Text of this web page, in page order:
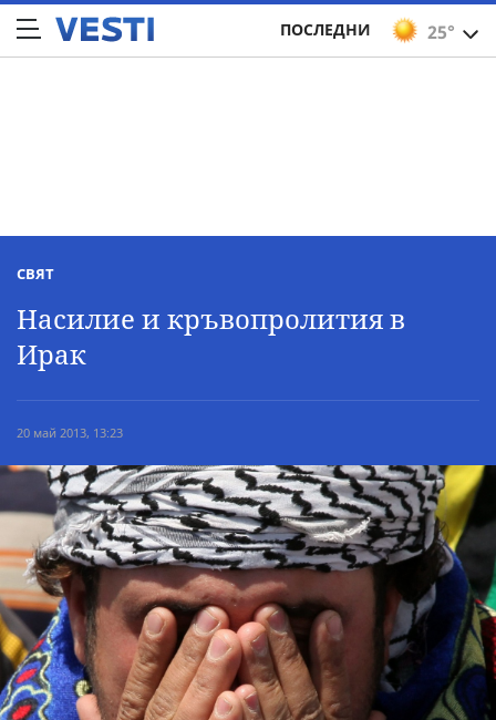
25°
ПОСЛЕДНИ
СВЯТ
Насилие и кръвопролития в
Ирак
20 май 2013, 13:23